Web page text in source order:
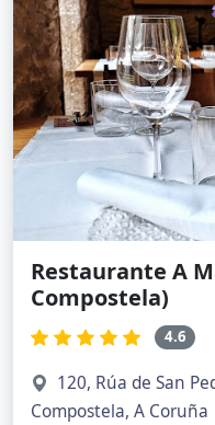
Restaurante A
Compostela)
4.6
120, Rúa de San
Compostela, A Coruña